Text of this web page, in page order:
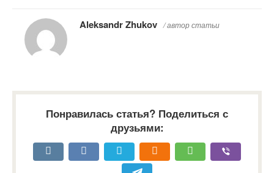
Aleksandr Zhukov / автор статьи
Понравилась статья? Поделиться с
друзьями: